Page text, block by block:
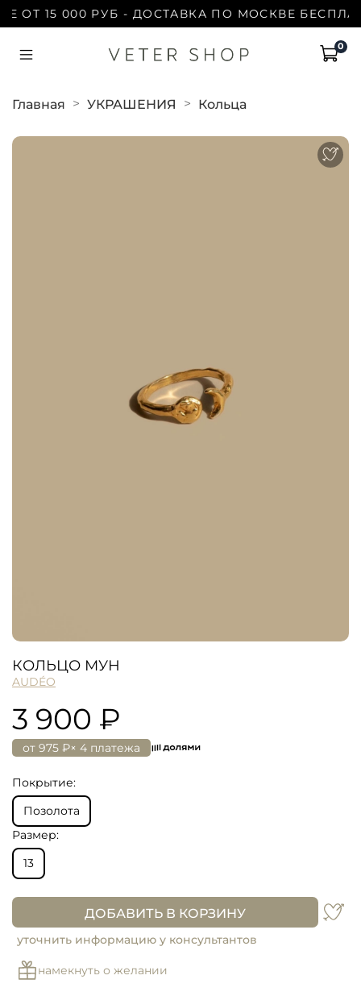
ОТ 15 000 РУБ - ДОСТАВКА ПО МОСКВЕ
0
Главная УКРАШЕНИЯ Кольца
КОЛЬЦО МУН
AUDÉO
3 900 ₽
от 975 ₽× 4 платежа
Размер:
13
Покрытие:
Позолота
ДОБАВИТЬ В КОРЗИНУ
уточнить информацию у консультантов
намекнуть о желании